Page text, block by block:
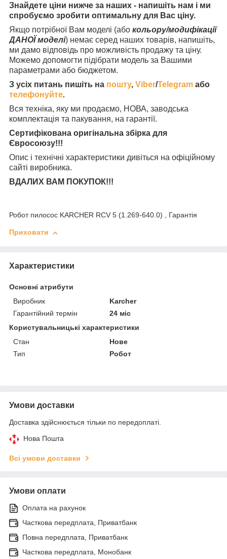
Знайдете ціни нижче за наших - напишіть нам і ми
спробуємо зробити оптимальну для Вас ціну.
Якщо потрібної Вам моделі (або кольору/модифікації
ДАНОЇ моделі) немає серед наших товарів, напишіть,
ми дамо відповідь про можливість продажу та ціну.
Можемо допомогти підібрати модель за Вашими
параметрами або бюджетом.
З усіх питань пишіть на пошту, Viber/Telegram або
телефонуйте.
Вся техніка, яку ми продаємо, НОВА, заводська
комплектація та пакування, на гарантії.
Сертифікована оригінальна збірка для
Євросоюзу!!!
Опис і технічні характеристики дивіться на офіційному
сайті виробника.
ВДАЛИХ ВАМ ПОКУПОК!!!
Робот пилосос KARCHER RCV 5 (1.269-640.0) , Гарантія
Приховати
Характеристики
Основні атрибути
Виробник
Karcher
Гарантійний термін
24 міс
Користувальницькі характеристики
Стан
Нове
Тип
Робот
Умови доставки
Доставка здійснюється тільки по передоплаті.
Нова Пошта
Всі умови доставки
Умови оплати
Оплата на рахунок
Часткова передплата, Приватбанк
Повна передплата, Приватбанк
Часткова передплата, Монобанк